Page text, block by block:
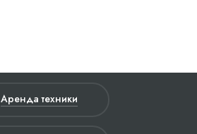
Аренда техники